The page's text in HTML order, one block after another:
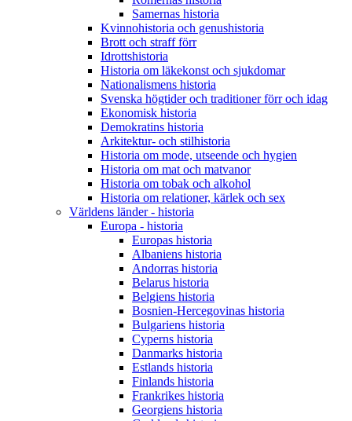
Samernas historia
Kvinnohistoria och genushistoria
Brott och straff förr
Idrottshistoria
Historia om läkekonst och sjukdomar
Nationalismens historia
Svenska högtider och traditioner förr och idag
Ekonomisk historia
Demokratins historia
Arkitektur- och stilhistoria
Historia om mode, utseende och hygien
Historia om mat och matvanor
Historia om tobak och alkohol
Historia om relationer, kärlek och sex
Världens länder - historia
Europa - historia
Europas historia
Albaniens historia
Andorras historia
Belarus historia
Belgiens historia
Bosnien-Hercegovinas historia
Bulgariens historia
Cyperns historia
Danmarks historia
Estlands historia
Finlands historia
Frankrikes historia
Georgiens historia